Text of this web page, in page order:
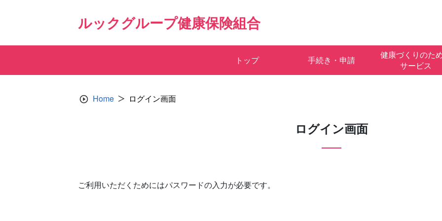
ルックグループ健康保険組合
トップ 手続き・申請
健康づくりのた
サービス
Home ログイン画面
ログイン画面
ご利用いただくためにはパスワードの入力が必要です。